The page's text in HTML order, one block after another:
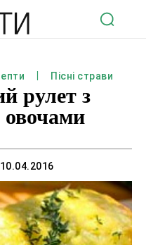
Пісні страви
рулет з
10.04.2016